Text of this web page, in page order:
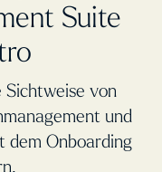
Suite
Sichtweise von
und
dem Onboarding